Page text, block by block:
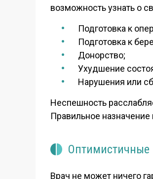
возможность узнать о
Подготовка к
Подготовка к
Донорство;
Ухудшение
Нарушения или
Неспешность
Правильное
Оптимистичные
Врач не может ничего